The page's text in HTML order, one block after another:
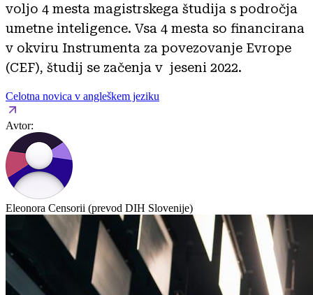
voljo 4 mesta magistrskega študija s področja
umetne inteligence. Vsa 4 mesta so financirana
v okviru Instrumenta za povezovanje Evrope
(CEF), študij se začenja v jeseni 2022.
Celotna novica v angleškem jeziku
Avtor:
Eleonora Censorii (prevod DIH Slovenije)